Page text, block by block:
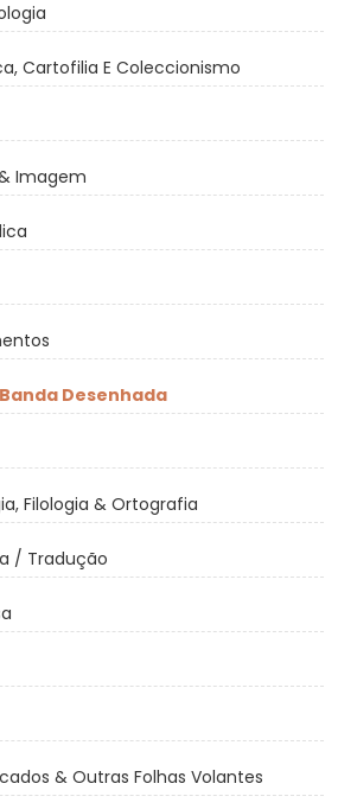
Cartofilia E Coleccionismo
Imagem
Desenhada
Filologia & Ortografia
/ Tradução
& Outras Folhas Volantes